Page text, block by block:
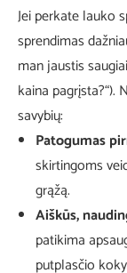
Jei perkate lauko
sprendimas
man jaustis
kaina
savybių:
Patogumas
skirtingoms
grąžą.
Aiškūs,
patikima
putplasčio